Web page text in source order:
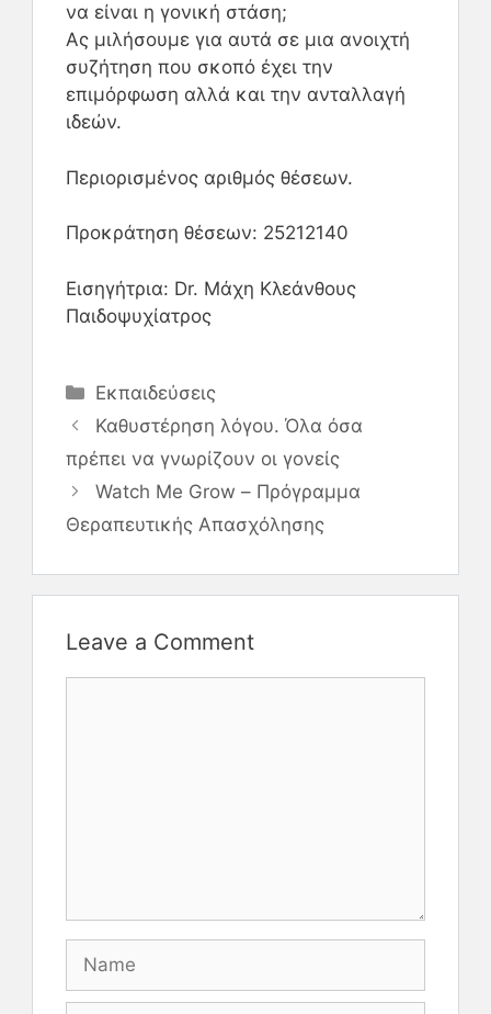
να είναι η γονική στάση;
Ας μιλήσουμε για αυτά σε μια ανοιχτή
συζήτηση που σκοπό έχει την
επιμόρφωση αλλά και την ανταλλαγή
ιδεών.
Περιορισμένος αριθμός θέσεων.
Προκράτηση θέσεων: 25212140
Εισηγήτρια: Dr. Μάχη Κλεάνθους
Παιδοψυχίατρος
Εκπαιδεύσεις
Καθυστέρηση λόγου. Όλα όσα
πρέπει να γνωρίζουν οι γονείς
Watch Me Grow – Πρόγραμμα
Θεραπευτικής Απασχόλησης
Leave a Comment